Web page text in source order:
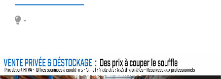
-
ACTIONS SPÉCIALES